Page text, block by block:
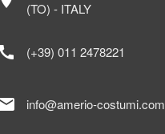
(TO) - ITALY
call (+39) 011 2478221
info@amerio-costumi.com